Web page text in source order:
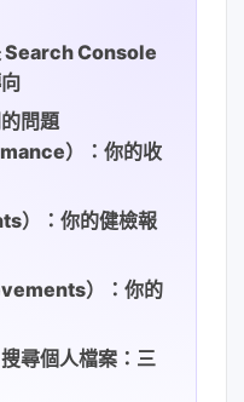
Search Console
問題
）：你的收
）：你的健檢報
）：你的
尋個人檔案：三